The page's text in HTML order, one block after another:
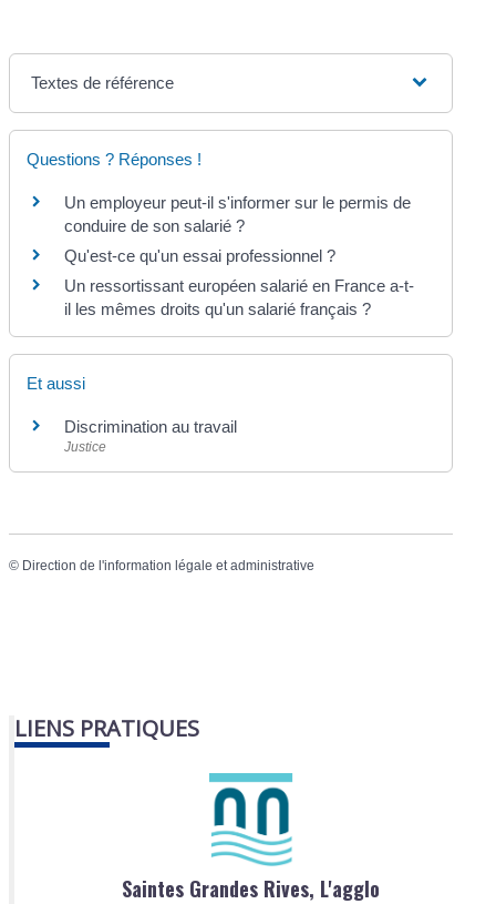
Textes de référence
Questions ? Réponses !
Un employeur peut-il s'informer sur le permis de
conduire de son salarié ?
Qu'est-ce qu'un essai professionnel ?
Un ressortissant européen salarié en France a-t-
il les mêmes droits qu'un salarié français ?
Et aussi
Discrimination au travail
Justice
© Direction de l'information légale et administrative
LIENS PRATIQUES
Saintes Grandes Rives, L'agglo